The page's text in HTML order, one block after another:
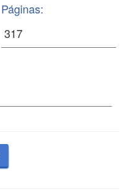
Páginas: